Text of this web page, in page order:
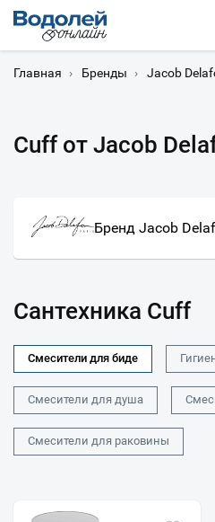
Главная › Бренды › Jacob
Cuff от Jacob
Бренд Jacob
Сантехника Cuff
Смесители для биде
Смесители для душа
Смесители для раковины